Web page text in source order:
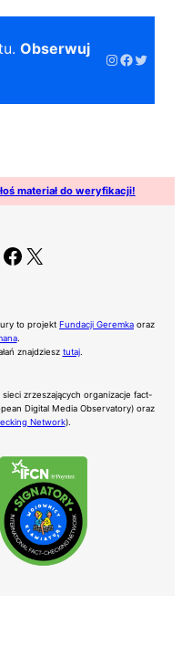
Obserwuj
Instagram
Twitter
materiał do weryfikacji!
Facebook
X
to projekt Fundacji Geremka oraz
.
znajdziesz tutaj.
zrzeszających organizacje fact-
Digital Media Observatory) oraz
Network).